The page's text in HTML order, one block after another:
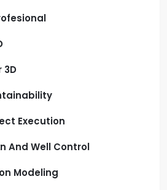
3D
Execution
And Well Control
Modeling